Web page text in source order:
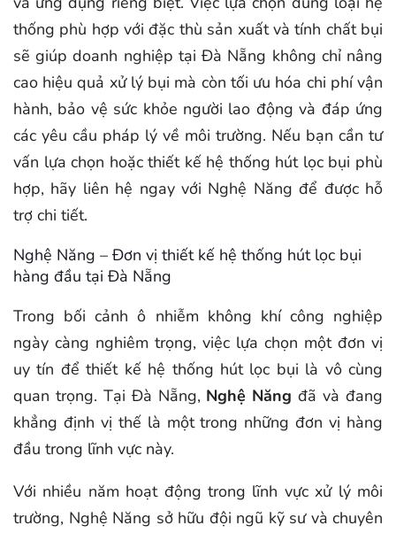
thống phù hợp với đặc thù sản xuất và tính chất bụi
sẽ giúp doanh nghiệp tại Đà Nẵng không chỉ nâng
cao hiệu quả xử lý bụi mà còn tối ưu hóa chi phí vận
hành, bảo vệ sức khỏe người lao động và đáp ứng
các yêu cầu pháp lý về môi trường. Nếu bạn cần tư
vấn lựa chọn hoặc thiết kế hệ thống hút lọc bụi phù
hợp, hãy liên hệ ngay với Nghệ Năng để được hỗ
trợ chi tiết.
Nghệ Năng – Đơn vị thiết kế hệ thống hút lọc bụi
hàng đầu tại Đà Nẵng
Trong bối cảnh ô nhiễm không khí công nghiệp
ngày càng nghiêm trọng, việc lựa chọn một đơn vị
uy tín để thiết kế hệ thống hút lọc bụi là vô cùng
quan trọng. Tại Đà Nẵng, Nghệ Năng đã và đang
khẳng định vị thế là một trong những đơn vị hàng
đầu trong lĩnh vực này.
Với nhiều năm hoạt động trong lĩnh vực xử lý môi
trường, Nghệ Năng sở hữu đội ngũ kỹ sư và chuyên